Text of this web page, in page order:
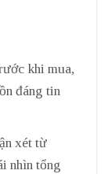
khi mua,
đáng tin
xét từ
nhìn tổng